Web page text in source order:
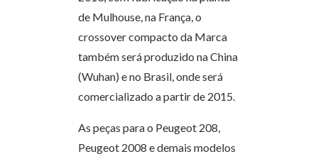
de Mulhouse, na França, o
crossover compacto da Marca
também será produzido na China
(Wuhan) e no Brasil, onde será
comercializado a partir de 2015.
As peças para o Peugeot 208,
Peugeot 2008 e demais modelos